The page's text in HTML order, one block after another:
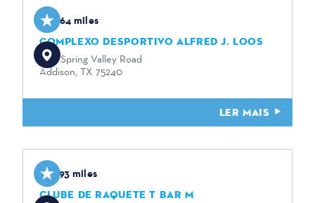
1.64 miles
COMPLEXO DESPORTIVO ALFRED J. LOOS
3815 Spring Valley Road
Addison, TX 75240
LER MAIS
1.93 miles
CLUBE DE RAQUETE T BAR M